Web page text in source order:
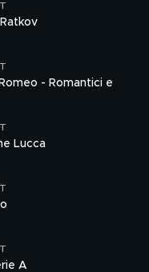
- Romantici e
Lucca
A